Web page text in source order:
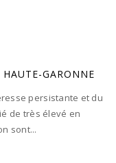
HAUTE-GARONNE
persistante et du
de très élevé en
sont...